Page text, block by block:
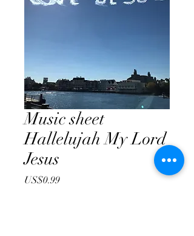
Music sheet
Hallelujah My Lord
Jesus
US$0.99價